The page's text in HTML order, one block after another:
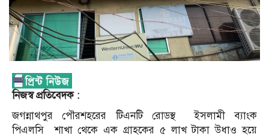
নিজস্ব প্রতিবেদক :
জগন্নাথপুর পৌরশহরের টিএনটি রোডস্থ
ইসলামী ব্যাংক
পিএলসি
শাখা থেকে এক গ্রাহকের ৫ লাখ টাকা উধাও হয়ে